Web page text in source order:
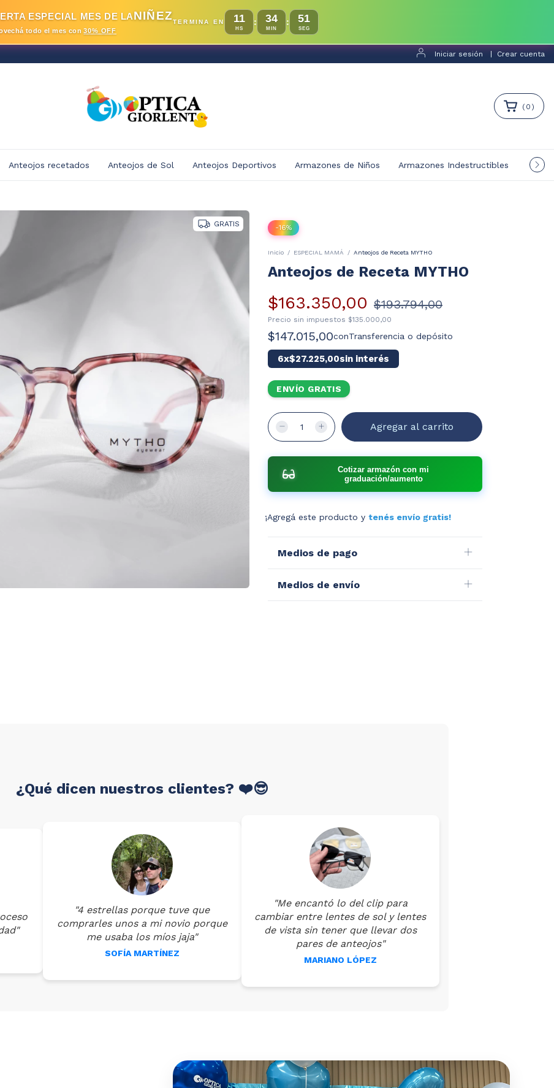
ESPECIAL MES DE LANIÑEZ
todo el mes con30% OFF
TERMINA EN 11
HS
: 34
MIN
: 49
SEG
Iniciar sesión Crear cuenta
( 0 )
Anteojos recetados Anteojos de Sol Anteojos Deportivos Armazones de Niños Armazones Indestructibles
GRATIS -16%
Inicio / ESPECIAL MAMÁ / Anteojos de Receta MYTHO
Anteojos de Receta MYTHO
$163.350,00 $193.794,00
Precio sin impuestos $135.000,00
$147.015,00conTransferencia o depósito
6x$27.225,00sin interés
ENVÍO GRATIS
Cotizar armazón con mi
graduación/aumento
¡Agregá este producto y tenés envío gratis!
Medios de pago
Medios de envío
¿Qué dicen nuestros clientes? ❤️😎
"4 estrellas porque tuve que
comprarles unos a mi novio porque
me usaba los míos jaja"
SOFÍA MARTÍNEZ
"Me encantó lo del clip para
cambiar entre lentes de sol y lentes
de vista sin tener que llevar dos
pares de anteojos"
MARIANO LÓPEZ